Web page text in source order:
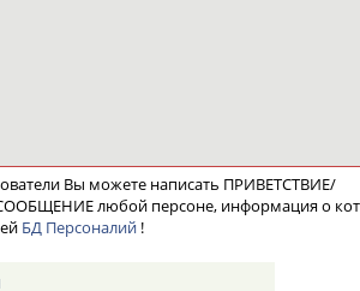
Вы можете написать ПРИВЕТСТВИЕ/
любой персоне, информация о
БД Персоналий!